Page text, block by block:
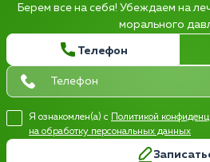
Берем все на себя! Убеждаем на
морального
Телефон
Я ознакомлен(а) с Политикой
на обработку персональных данных